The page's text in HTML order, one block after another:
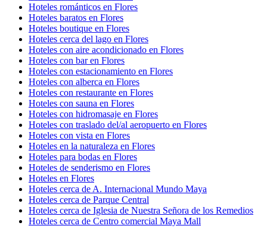
Hoteles románticos en Flores
Hoteles baratos en Flores
Hoteles boutique en Flores
Hoteles cerca del lago en Flores
Hoteles con aire acondicionado en Flores
Hoteles con bar en Flores
Hoteles con estacionamiento en Flores
Hoteles con alberca en Flores
Hoteles con restaurante en Flores
Hoteles con sauna en Flores
Hoteles con hidromasaje en Flores
Hoteles con traslado del/al aeropuerto en Flores
Hoteles con vista en Flores
Hoteles en la naturaleza en Flores
Hoteles para bodas en Flores
Hoteles de senderismo en Flores
Hoteles en Flores
Hoteles cerca de A. Internacional Mundo Maya
Hoteles cerca de Parque Central
Hoteles cerca de Iglesia de Nuestra Señora de los Remedios
Hoteles cerca de Centro comercial Maya Mall